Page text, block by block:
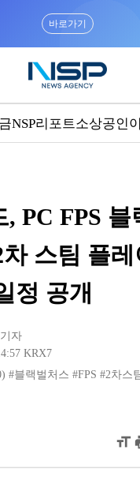
바로가기
NSP리포트소상공인
PC FPS 블
스팀 플레
정 공개
자
KRX7
#블랙벌처스 #FPS #2차스
format_size